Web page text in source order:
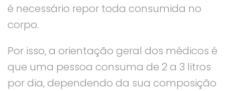
é necessário repor toda consumida no
corpo.
Por isso, a orientação geral dos médicos é
que uma pessoa consuma de 2 a 3 litros
por dia, dependendo da sua composição